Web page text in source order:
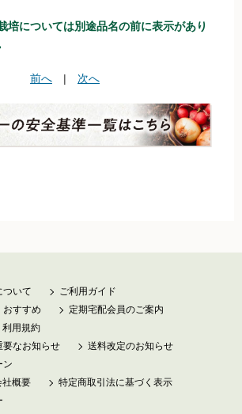
数について
取扱店のご紹介
培については別途品名の前に表示があり
前へ | 次へ
ついて
ご利用ガイド
おすすめ
定期宅配会員のご案内
利用規約
要なお知らせ
送料改定のお知らせ
ン
社概要
特定商取引法に基づく表示